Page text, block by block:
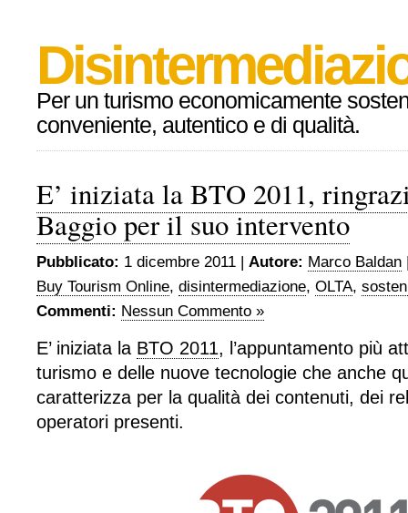
Per un turismo economicamente
conveniente, autentico e di qualità.
E’ iniziata la BTO 2011,
Baggio per il suo intervento
Pubblicato: 1 dicembre 2011 | Autore: Marco Baldan
Buy Tourism Online, disintermediazione, OLTA,
Commenti: Nessun Commento »
E’ iniziata la BTO 2011, l’appuntamento più
turismo e delle nuove tecnologie che anche
caratterizza per la qualità dei contenuti, dei
operatori presenti.